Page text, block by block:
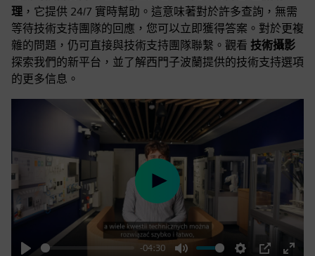
理 ，它提供 24/7 實時幫助。這意味著對於許多查詢，無需
等待技術支持團隊的回應，您可以立即獲得答案。對於更複
雜的問題，仍可直接與技術支持團隊聯繫。觀看 技術攝影
探索我們的新平台，並了解西門子波蘭提供的技術支持選項
的更多信息。
-04:30
Play